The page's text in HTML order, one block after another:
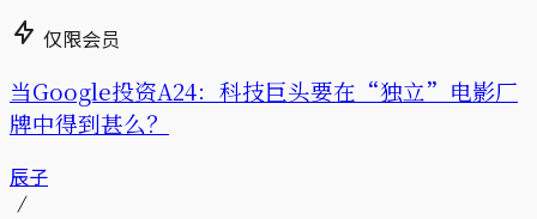
仅限会员
当Google投资A24：科技巨头要在“独立”电影厂
牌中得到甚么？
辰子